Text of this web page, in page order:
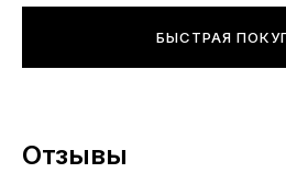
БЫСТРАЯ
Отзывы